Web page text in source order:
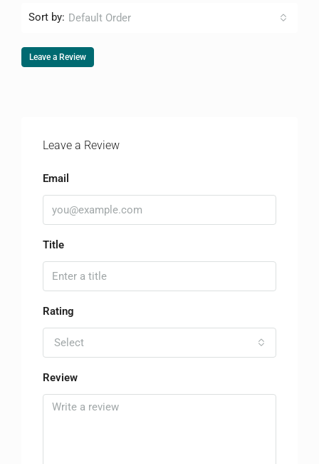
Sort by: Default Order
Leave a Review
Leave a Review
Email
Title
Rating
Select
Review